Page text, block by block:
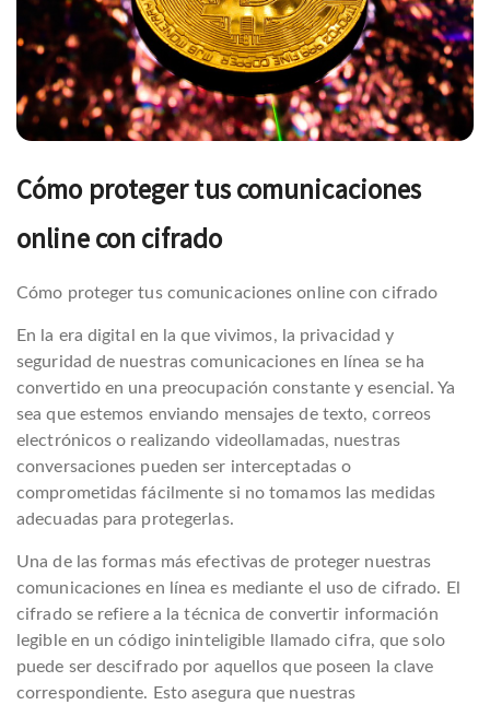
Cómo proteger tus comunicaciones
online con cifrado
Cómo proteger tus comunicaciones online con cifrado
En la era digital en la que vivimos, la privacidad y
seguridad de nuestras comunicaciones en línea se ha
convertido en una preocupación constante y esencial. Ya
sea que estemos enviando mensajes de texto, correos
electrónicos o realizando videollamadas, nuestras
conversaciones pueden ser interceptadas o
comprometidas fácilmente si no tomamos las medidas
adecuadas para protegerlas.
Una de las formas más efectivas de proteger nuestras
comunicaciones en línea es mediante el uso de cifrado. El
cifrado se refiere a la técnica de convertir información
legible en un código ininteligible llamado cifra, que solo
puede ser descifrado por aquellos que poseen la clave
correspondiente. Esto asegura que nuestras